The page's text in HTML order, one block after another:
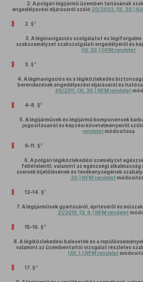
2. A polgári légijármű üzemben tartásának
engedélyezési eljárásáról szóló 20/2002. (III. 30.)
2. §3
3. A léginavigációs szolgálatot és
szakszemélyzet szakszolgálati engedélyéről és
(IV. 30.) GKM rendelet
3. §4
4. A léginavigációs és a légiközlekedés
berendezések engedélyezési eljárásáról és
68/2011. (XI. 30.) NFM rendelet
4–8. §5
5. A légijárművek és légijármű komponensek
jogosításairól és képzési követelményeiről
rendelet módosítása
9–11. § 6
6. A polgári légiközlekedési személyzet
feltételeiről, valamint az egészségi
szervek kijelölésének és tevékenységének
30.) NFM rendelet
12–14. §7
7. A légijárművek gyártásáról, építéséről és
21/2015. (V. 4.) NFM rendelet
15–16. § 8
8. A légiközlekedési balesetek és a
valamint az üzembentartói vizsgálat részletes
(XII. 1.) NFM rendelet
17. § 9